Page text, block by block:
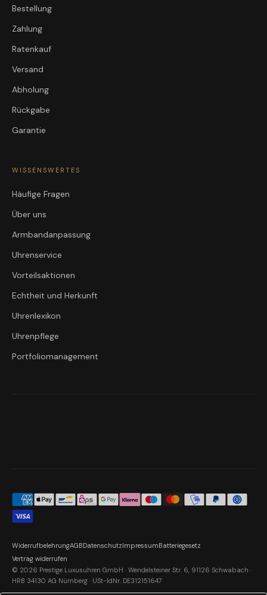
Bestellung
Zahlung
Ratenkauf
Versand
Abholung
Rückgabe
Garantie
WISSENSWERTES
Häufige Fragen
Über uns
Armbandanpassung
Uhrenservice
Vorteilsaktionen
Echtheit und Herkunft
Uhrenlexikon
Uhrenpflege
Portfoliomanagement
© 2026 Prestige Luxusuhren GmbH · Wendelsteiner Str. 6, 91126 Schwabach ·
HRB 34130 AG Nürnberg · USt-IdNr. DE312151647
WiderrufbelehrungAGBDatenschutzImpressumBatteriegesetz
Vertrag widerrufen